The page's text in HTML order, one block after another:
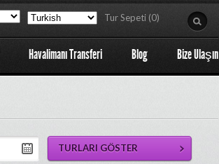
Tur Sepeti (0)
Havalimanı Transferi Blog Bize Ulaşın